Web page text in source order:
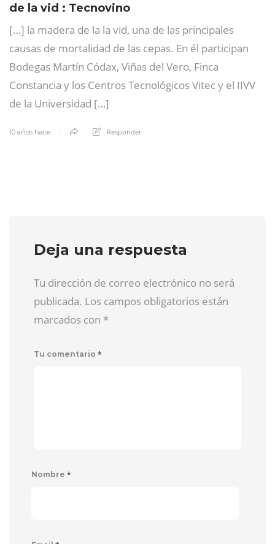
de la vid : Tecnovino
[…] la madera de la la vid, una de las principales
causas de mortalidad de las cepas. En él participan
Bodegas Martín Códax, Viñas del Vero, Finca
Constancia y los Centros Tecnológicos Vitec y el IIVV
de la Universidad […]
10 años hace Responder
Deja una respuesta
Tu dirección de correo electrónico no será
publicada. Los campos obligatorios están
marcados con *
Tu comentario *
Nombre *